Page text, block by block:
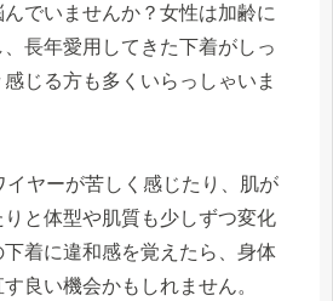
でいませんか？女性は加齢に
長年愛用してきた下着がしっ
じる方も多くいらっしゃいま
ヤーが苦しく感じたり、肌が
と体型や肌質も少しずつ変化
着に違和感を覚えたら、身体
良い機会かもしれません。